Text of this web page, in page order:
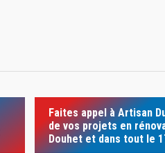
Faites appel à Artisan
de vos projets en
Douhet et dans tout le